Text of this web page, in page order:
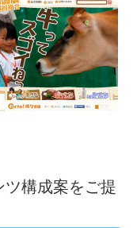
構成案をご提